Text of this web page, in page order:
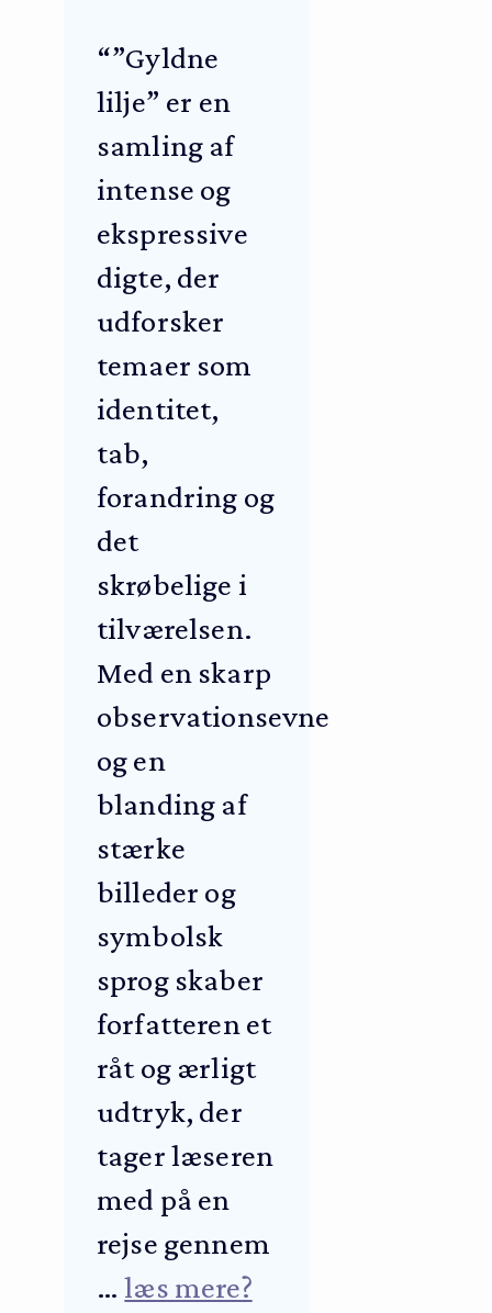
“”Gyldne
lilje” er en
samling af
intense og
ekspressive
digte, der
udforsker
temaer som
identitet,
tab,
forandring og
det
skrøbelige i
tilværelsen.
Med en skarp
observationsevne
og en
blanding af
stærke
billeder og
symbolsk
sprog skaber
forfatteren et
råt og ærligt
udtryk, der
tager læseren
med på en
rejse gennem
…læs mere?